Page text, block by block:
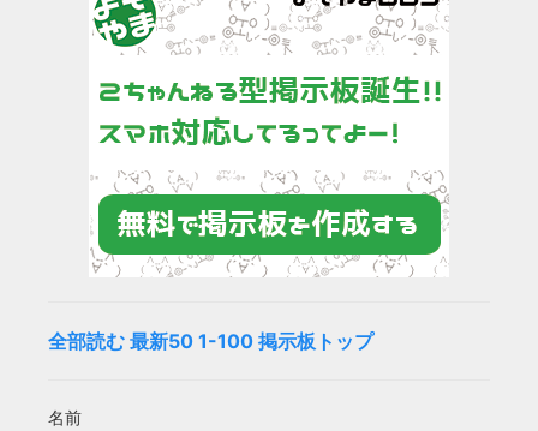
全部読む 最新50 1-100 掲示板トップ
名前